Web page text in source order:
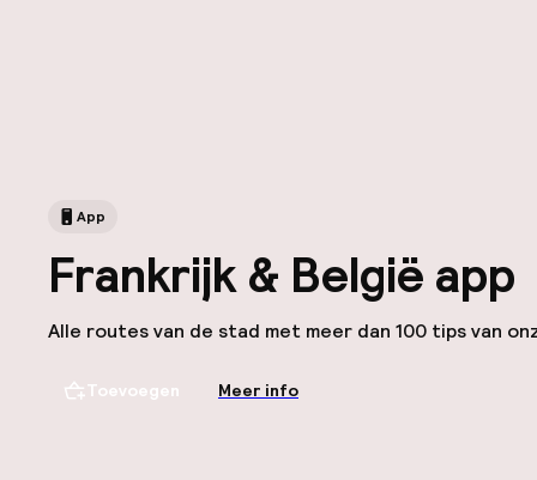
App
Frankrijk & België app
Alle routes van de stad met meer dan 100 tips van
Toevoegen Meer info